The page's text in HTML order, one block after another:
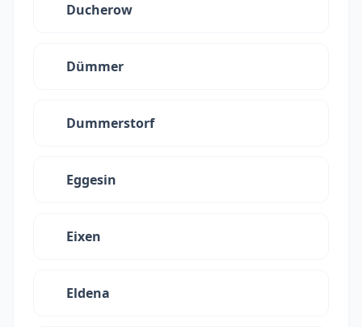
Ducherow
Dümmer
Dummerstorf
Eggesin
Eixen
Eldena